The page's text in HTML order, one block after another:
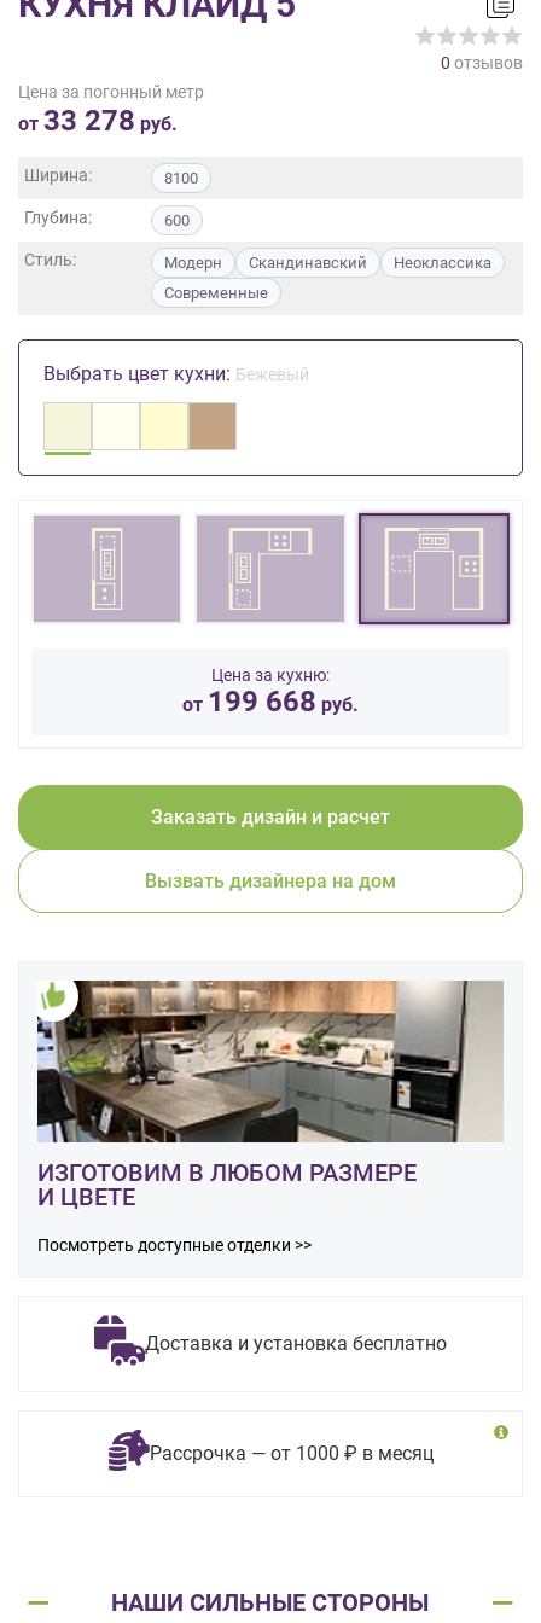
0 отзывов
Цена за погонный метр
от 33 278 руб.
Ширина: 8100
Глубина: 600
Стиль: Модерн Скандинавский
Неоклассика
Современные
Выбрать цвет кухни: Бежевый
Цена за кухню:
от 199 668 руб.
Заказать дизайн и расчет
Вызвать дизайнера на дом
ИЗГОТОВИМ В ЛЮБОМ РАЗМЕРЕ
И ЦВЕТЕ
Посмотреть доступные отделки >>
Доставка и установка бесплатно
Рассрочка — от 1000 ₽ в месяц
НАШИ СИЛЬНЫЕ СТОРОНЫ
данных ,
Согласие
обработку
данных
порядке
условиях
Политики
персональных